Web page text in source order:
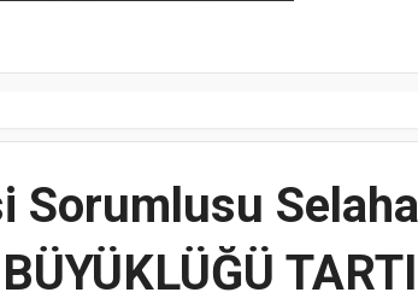
Sorumlusu